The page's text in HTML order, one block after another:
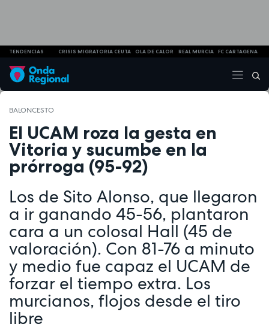
TENDENCIAS CRISIS MIGRATORIA CEUTA OLA DE CALOR REAL MURCIA FC CARTAGENA
BALONCESTO
El UCAM roza la gesta en
Vitoria y sucumbe en la
prórroga (95-92)
Los de Sito Alonso, que llegaron
a ir ganando 45-56, plantaron
cara a un colosal Hall (45 de
valoración). Con 81-76 a minuto
y medio fue capaz el UCAM de
forzar el tiempo extra. Los
murcianos, flojos desde el tiro
libre